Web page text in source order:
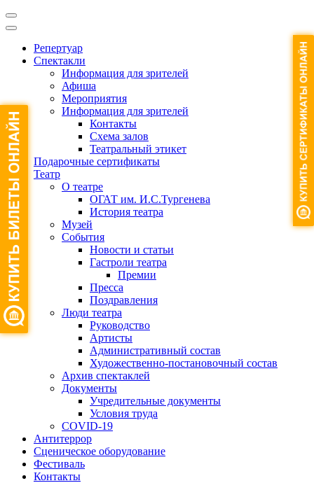
Репертуар
Спектакли
Информация для зрителей
Афиша
Мероприятия
Информация для зрителей
Контакты
Схема залов
Театральный этикет
Подарочные сертификаты
Театр
О театре
ОГАТ им. И.С.Тургенева
История театра
Музей
События
Новости и статьи
Гастроли театра
Премии
Пресса
Поздравления
Люди театра
Руководство
Артисты
Административный состав
Художественно-постановочный состав
Архив спектаклей
Документы
Учредительные документы
Условия труда
COVID-19
Антитеррор
Сценическое оборудование
Фестиваль
Контакты